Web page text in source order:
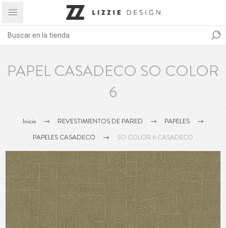
PAPEL CASADECO SO COLOR
6
Inicio REVESTIMIENTOS DE PARED
PAPELES
PAPELES CASADECO
SO COLOR 6 CASADECO